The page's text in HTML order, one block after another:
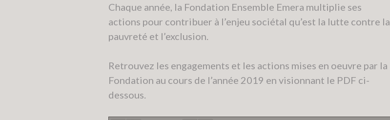
Chaque année, la Fondation Ensemble Emera multiplie ses
actions pour contribuer à l’enjeu sociétal qu’est la lutte contre la
pauvreté et l’exclusion.
Retrouvez les engagements et les actions mises en oeuvre par la
Fondation au cours de l’année 2019 en visionnant le PDF ci-
dessous.